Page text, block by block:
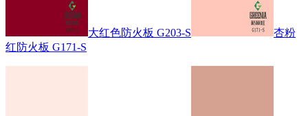
大红色防火板 G203-S
杏粉
红防火板 G171-S